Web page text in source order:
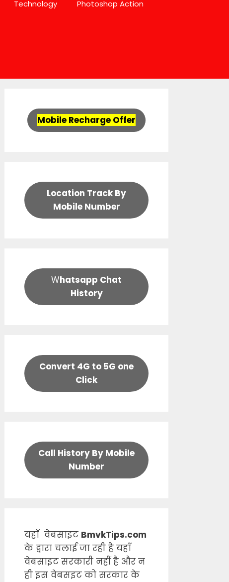
Technology Photoshop Action
Mobile Recharge Offer
Location Track By
Mobile Number
Whatsapp Chat
History
Convert 4G to 5G one
Click
Call History By Mobile
Number
यहाँ वेबसाइट BmvkTips.com
के द्वारा चलाई जा रही है यहाँ
वेबसाइट सरकारी नहीं है और न
ही इस वेबसइट को सरकार के